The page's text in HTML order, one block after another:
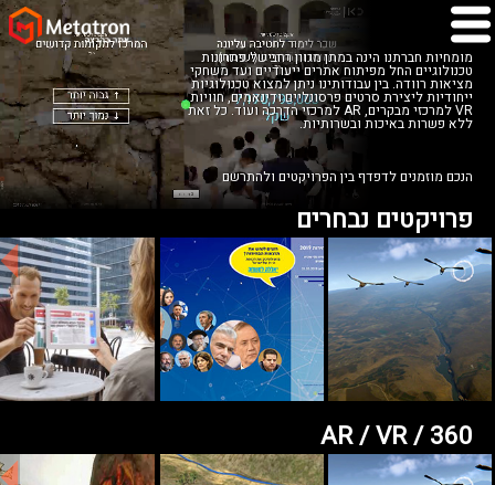
מומחיות חברתנו הינה במתן מגוון רחב של פתרונות
טכנולוגיים החל מפיתוח אתרים ייעודיים ועד משחקי
מציאות רוודה. בין עבודותינו ניתן למצוא טכנולוגיות
ייחודיות ליצירת סרטים פרסונליים ודינאמים, חוויות
VR למרכזי מבקרים, AR למרכזי הדרכה ועוד. כל זאת
ללא פשרות באיכות ובשרותיות.
הנכם מוזמנים לדפדף בין הפרויקטים ולהתרשם
פרויקטים נבחרים
AR / VR / 360